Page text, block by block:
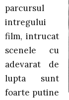
parcursul
intregului
film, intrucat
scenele cu
adevarat de
lupta sunt
foarte putine